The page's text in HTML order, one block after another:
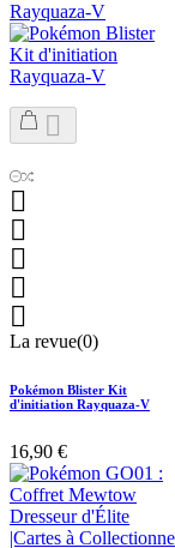






La revue(0)
Pokémon Blister Kit
d'initiation Rayquaza-V
16,90 €